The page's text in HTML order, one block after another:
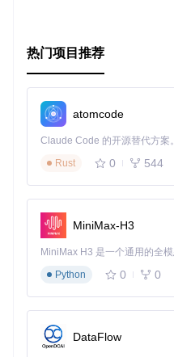
热门项目推荐
atomcode
Rust
0 544
MiniMax-H3
Python
0 0
DataFlow